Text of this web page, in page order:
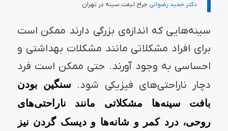
دکتر حمید رضوانی جراح لیفت سینه در تهران
سینه‌هایی که اندازه‌ی بزرگی دارند ممکن است
برای افراد مشکلاتی مانند مشکلات بهداشتی و
احساسی به وجود آورند. حتی ممکن است فرد
دچار ناراحتی‌های فیزیکی شود.
سنگین بودن
بافت سینه‌ها مشکلاتی مانند ناراحتی‌های
روحی، درد کمر و شانه‌ها و دیسک گردن نیز